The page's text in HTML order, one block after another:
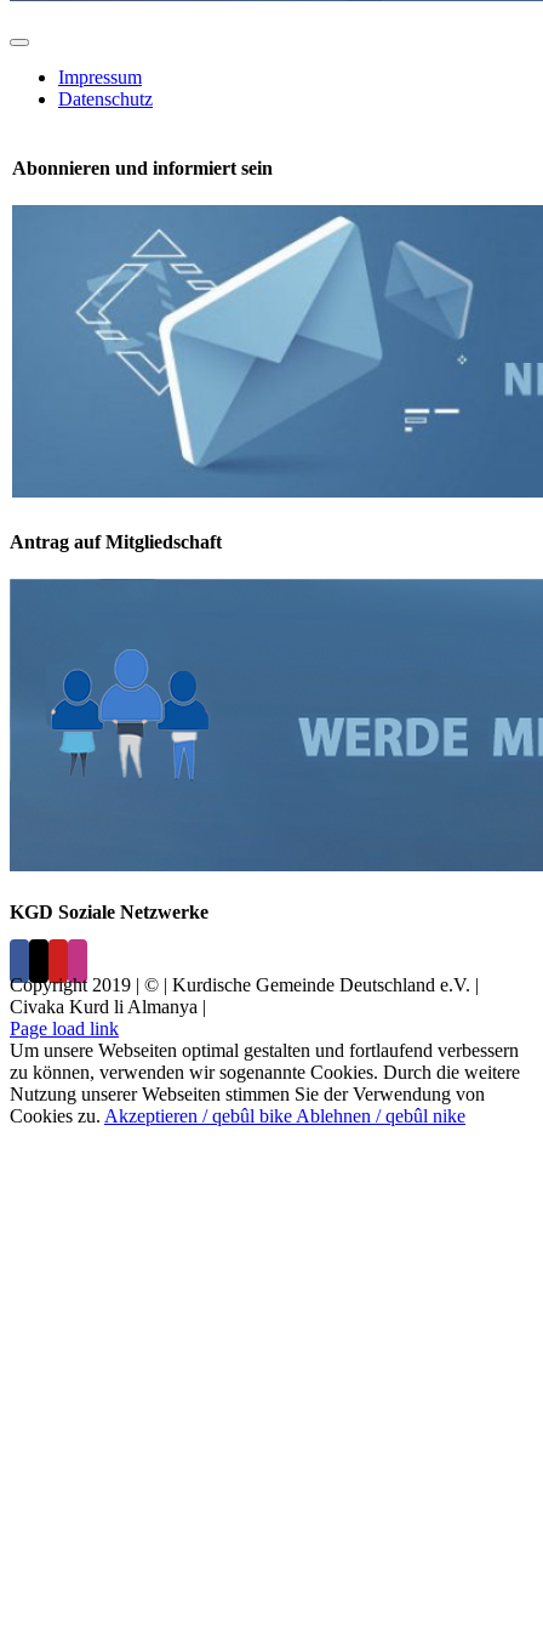
Toggle
NavigationImpressum
Datenschutz
Abonnieren und informiert sein
Antrag auf Mitgliedschaft
KGD Soziale Netzwerke
Copyright 2019 | © | Kurdische Gemeinde Deutschland e.V. |
Civaka Kurd li Almanya |
Page load link
Um unsere Webseiten optimal gestalten und fortlaufend verbessern
zu können, verwenden wir sogenannte Cookies. Durch die weitere
Nutzung unserer Webseiten stimmen Sie der Verwendung von
Cookies zu. Akzeptieren / qebûl bikeAblehnen / qebûl nike